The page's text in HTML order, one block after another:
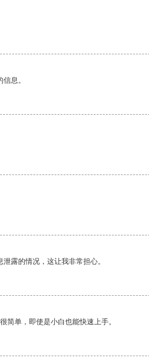
息。
露的情况，这让我非常担心。
简单，即使是小白也能快速上手。